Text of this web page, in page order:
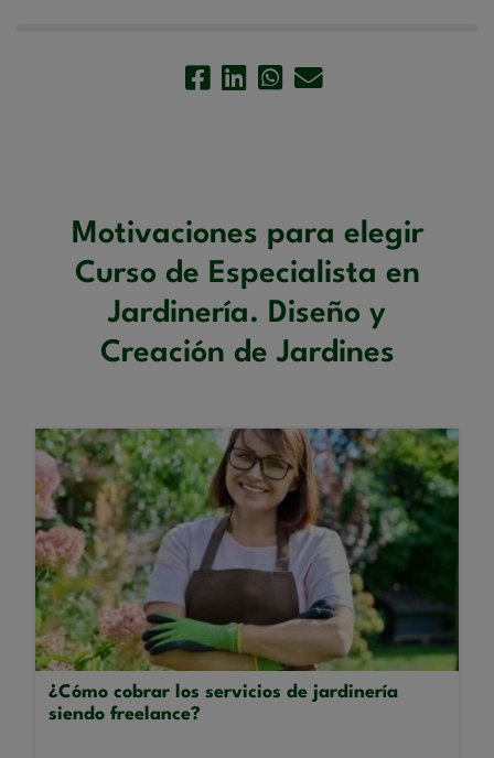
Motivaciones para elegir
Curso de Especialista en
Jardinería. Diseño y
Creación de Jardines
¿Cómo cobrar los servicios de jardinería
siendo freelance?